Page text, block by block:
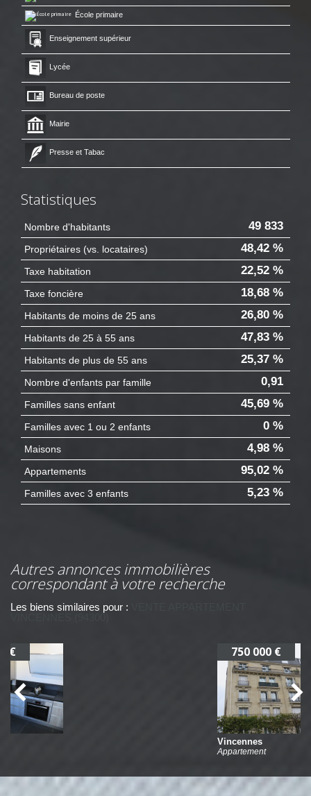
École primaire
Enseignement supérieur
Lycée
Bureau de poste
Mairie
Presse et Tabac
Statistiques
Nombre d'habitants 49 833
Propriétaires (vs. locataires) 48,42 %
Taxe habitation 22,52 %
Taxe foncière 18,68 %
Habitants de moins de 25 ans 26,80 %
Habitants de 25 à 55 ans 47,83 %
Habitants de plus de 55 ans 25,37 %
Nombre d'enfants par famille 0,91
Familles sans enfant 45,69 %
Familles avec 1 ou 2 enfants 0 %
Maisons 4,98 %
Appartements 95,02 %
Familles avec 3 enfants 5,23 %
autres annonces immobilières
correspondant à votre recherche
Les biens similaires pour :